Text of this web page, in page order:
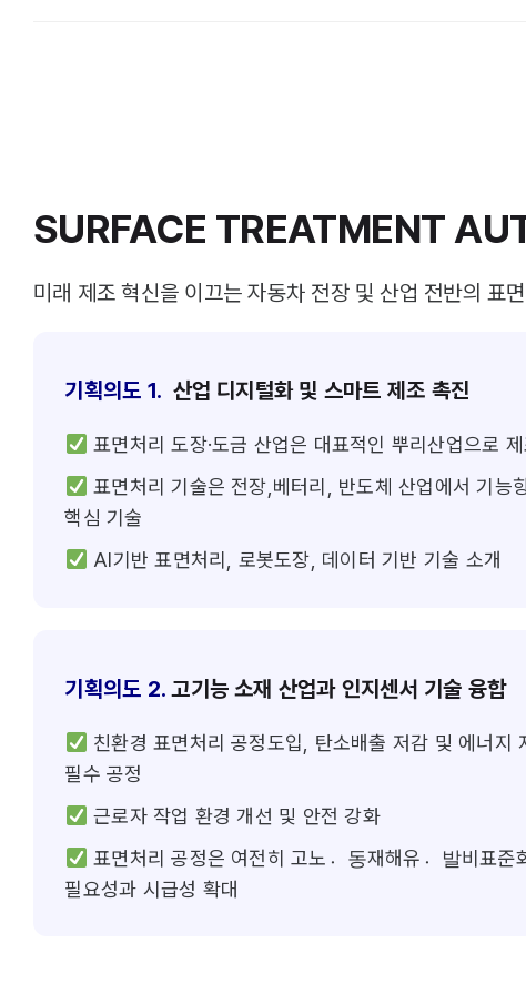
SURFACE TREATMENT
미래 제조 혁신을 이끄는 자동차 전장 및 산업 전반의 표
기획의도 1. 산업 디지털화 및 스마트 제조 촉진
표면처리 도장·도금 산업은 대표적인 뿌리산업으로
표면처리 기술은 전장,베터리, 반도체 산업에서 기능
핵심 기술
AI기반 표면처리, 로봇도장, 데이터 기반 기술 소개
기획의도 2. 고기능 소재 산업과 인지센서 기술 융합
친환경 표면처리 공정도입, 탄소배출 저감 및 에너지
필수 공정
근로자 작업 환경 개선 및 안전 강화
표면처리 공정은 여전히 고노동〮재해유발〮비표준
필요성과 시급성 확대